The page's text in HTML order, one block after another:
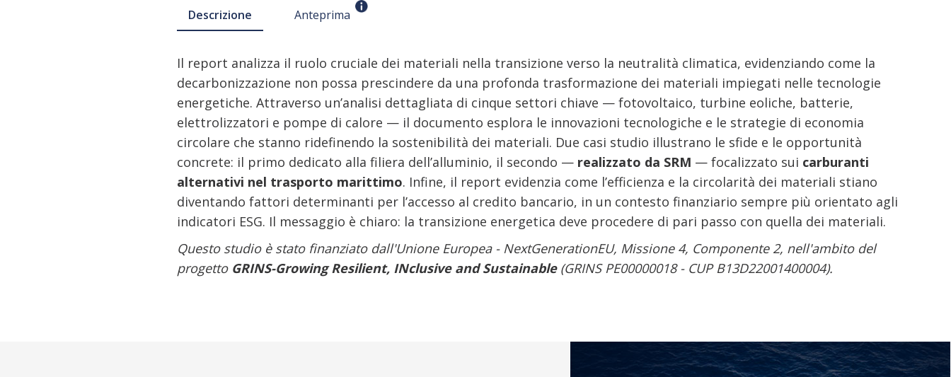
Descrizione Anteprima
Il report analizza il ruolo cruciale dei materiali nella transizione verso la neutralità climatica, evidenziando come la
decarbonizzazione non possa prescindere da una profonda trasformazione dei materiali impiegati nelle tecnologie
energetiche. Attraverso un’analisi dettagliata di cinque settori chiave — fotovoltaico, turbine eoliche, batterie,
elettrolizzatori e pompe di calore — il documento esplora le innovazioni tecnologiche e le strategie di economia
circolare che stanno ridefinendo la sostenibilità dei materiali. Due casi studio illustrano le sfide e le opportunità
concrete: il primo dedicato alla filiera dell’alluminio, il secondo — realizzato da SRM — focalizzato sui carburanti
alternativi nel trasporto marittimo. Infine, il report evidenzia come l’efficienza e la circolarità dei materiali stiano
diventando fattori determinanti per l’accesso al credito bancario, in un contesto finanziario sempre più orientato agli
indicatori ESG. Il messaggio è chiaro: la transizione energetica deve procedere di pari passo con quella dei materiali.
Questo studio è stato finanziato dall'Unione Europea - NextGenerationEU, Missione 4, Componente 2, nell'ambito del
progetto GRINS-Growing Resilient, INclusive and Sustainable (GRINS PE00000018 - CUP B13D22001400004).